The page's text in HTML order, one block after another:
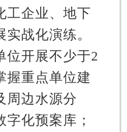
工企业、地下
战化演练。
位开展不少于2
握重点单位建
周边水源分
化预案库；